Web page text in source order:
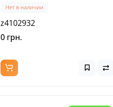
Нет в наличии
z4102932
0 грн.